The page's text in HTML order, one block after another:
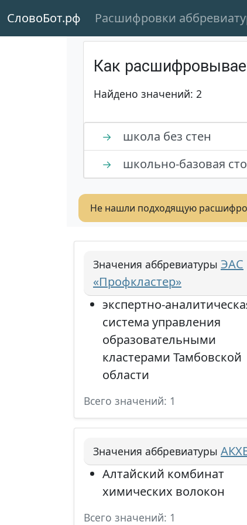
СловоБот.рф Расшифровки
Как
Найдено значений: 2
→ школа без стен
→ школьно-базовая
Не нашли подходящую
Значения аббревиатуры ЭАС
«Профкластер»
экспертно-
система управления
образовательными
кластерами Тамбовской
области
Всего значений: 1
Значения аббревиатуры
Алтайский комбинат
химических волокон
Всего значений: 1